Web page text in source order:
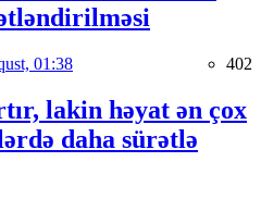
01:38 402
lakin həyat ən çox
daha sürətlə